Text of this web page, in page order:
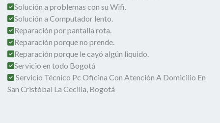
Solución a problemas con su Wifi.
Solución a Computador lento.
Reparación por pantalla rota.
Reparación porque no prende.
Reparación porque le cayó algún liquido.
Servicio en todo Bogotá
Servicio Técnico Pc Oficina Con Atención A Domicilio En
San Cristóbal La Cecilia, Bogotá